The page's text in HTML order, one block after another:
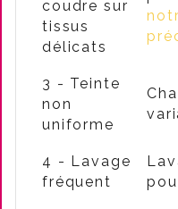
coudre sur
tissus
délicats
3 - Teinte
non
uniforme
4 - Lavage
fréquent